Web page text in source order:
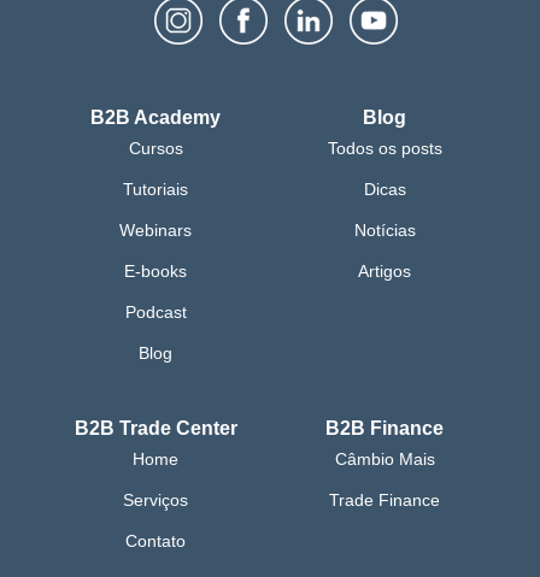
B2B Academy
Cursos
Tutoriais
Webinars
E-books
Podcast
Blog
Blog
Todos os posts
Dicas
Notícias
Artigos
B2B Trade Center
Home
Serviços
Contato
B2B Finance
Câmbio Mais
Trade Finance